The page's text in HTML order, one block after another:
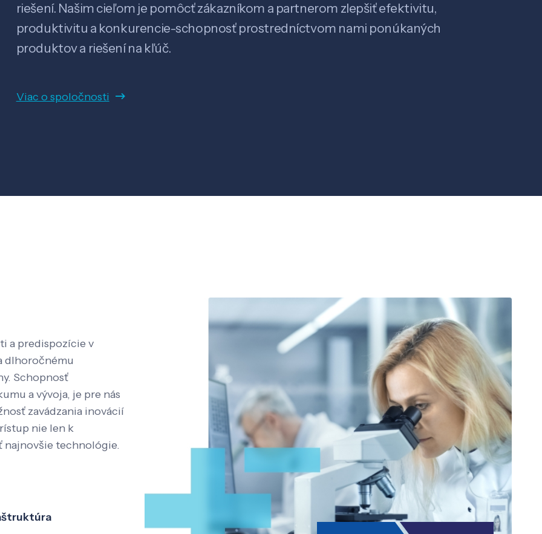
riešení. Našim cieľom je pomôcť zákazníkom a partnerom zlepšiť efektivitu,
produktivitu a konkurencie-schopnosť prostredníctvom nami ponúkaných
produktov a riešení na kľúč.
Viac o spoločnosti
a predispozície v
dlhoročnému
Schopnosť
a vývoja, je pre nás
zavádzania inovácií
nie len k
najnovšie technológie.